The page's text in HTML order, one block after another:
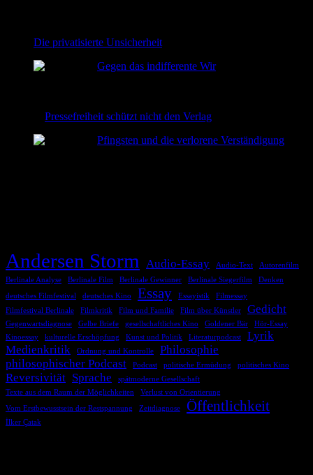
Die privatisierte Unsicherheit
Gegen das indifferente Wir
Pressefreiheit schützt nicht den Verlag
Pfingsten und die verlorene Verständigung
Andersen Storm Audio-Essay Audio-Text
Autorenfilm
Berlinale Analyse
Berlinale Film Berlinale Gewinner Berlinale Siegerfilm Denken
deutsches Filmfestival deutsches Kino Essay Essayistik
Filmessay
Filmfestival Berlinale
Filmkritik Film und Familie Film über Künstler Gedicht
Gegenwartsdiagnose Gelbe Briefe gesellschaftliches Kino Goldener Bär
Hör-Essay
Kinoessay
kulturelle Erschöpfung Kunst und Politik Literaturpodcast
Lyrik
Medienkritik
Ordnung und Kontrolle
Philosophie
philosophischer Podcast
Podcast politische Ermüdung politisches Kino
Reversivität Sprache
spätmoderne Gesellschaft
Texte aus dem Raum der Möglichkeiten
Verlust von Orientierung
Vom Erstbewusstsein der Restspannung Zeitdiagnose Öffentlichkeit
İlker Çatak